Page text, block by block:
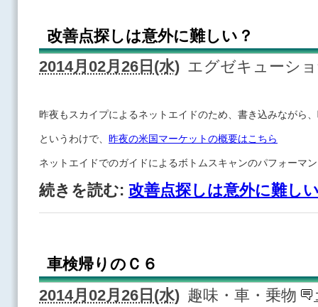
改善点探しは意外に難しい？
2014月02月26日(水) エグゼキューシ
昨夜もスカイプによるネットエイドのため、書き込みながら
というわけで、 昨夜の米国マーケットの概要はこちら
ネットエイドでのガイドによるボトムスキャンのパフォーマ
続きを読む: 改善点探しは意外に難し
車検帰りのＣ６
2014月02月26日(水) 趣味・車・乗物